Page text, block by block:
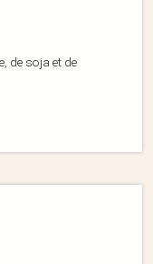
de soja et de